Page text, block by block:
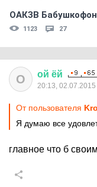
ОАКЗВ
1123 27
О ой ёй
20:13, 02.07.2015
От пользователя
Я думаю все
главное что б